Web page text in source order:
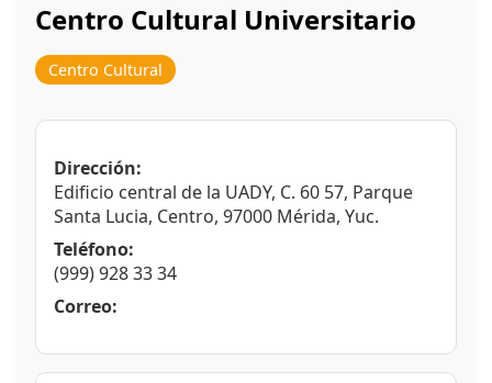
Centro Cultural Universitario
Centro Cultural
Dirección:
Edificio central de la UADY, C. 60 57, Parque
Santa Lucia, Centro, 97000 Mérida, Yuc.
Teléfono:
(999) 928 33 34
Correo: